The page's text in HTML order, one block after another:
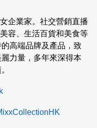
企業家。社交營銷直播
容、生活百貨和美食等
高端品牌及產品，致
力量，多年來深得本